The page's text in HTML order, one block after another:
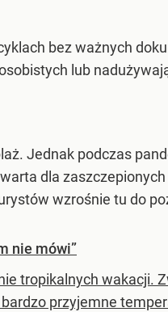
bez ważnych
lub
Jednak podczas
dla
wzrośnie tu do
nie mówi”
tropikalnych wakacji.
przyjemne